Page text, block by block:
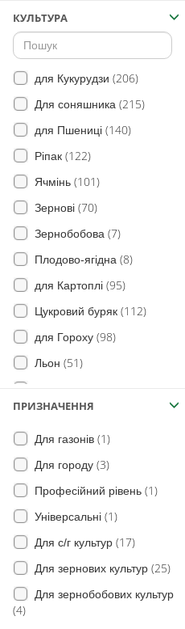
Цикорій дикий
Злинка канадська(34)
Сокирки польові(30)
Дзвінець(3)
Овес дикий (вівсюг)
Грястиця збірна
Егілопс циліндричний
Кипець гребінчастий
Ячмінь мишачий(13)
Падалиця культурних злаків
(41)
Стоколос безостий
КУЛЬТУРА
для Кукурудзи (206)
Для соняшника (215)
для Пшениці (140)
Ріпак (122)
Ячмінь (101)
Зернові (70)
Зернобобова (7)
Плодово-ягідна (8)
для Картоплі (95)
Цукровий буряк (112)
для Гороху (98)
Льон (51)
(7)
для Сої(205)
для Цибулі (43)
Морква(46)
Овочі(18)
Яблуня(4)
для Винограду(12)
Томат(26)
ПРИЗНАЧЕННЯ
Для газонів (1)
Для городу (3)
Професійний рівень (1)
Універсальні (1)
Для с/г культур (17)
Для зернових культур (25)
Для зернобобових культур
(4)